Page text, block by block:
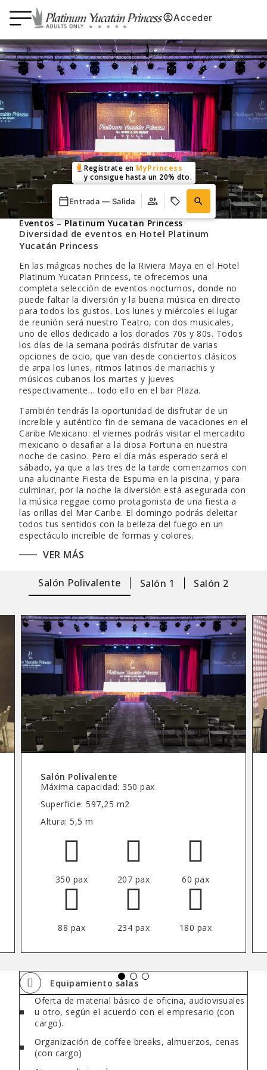
Acceder
Regístrate en MyPrincess
y consigue hasta un 20% dto.
Entrada — Salida
Eventos – Platinum Yucatan Princess
Diversidad de eventos en Hotel Platinum
Yucatán Princess
En las mágicas noches de la Riviera Maya en el Hotel
Platinum Yucatan Princess, te ofrecemos una
completa selección de eventos nocturnos, donde no
puede faltar la diversión y la buena música en directo
para todos los gustos. Los lunes y miércoles el lugar
de reunión será nuestro Teatro, con dos musicales,
uno de ellos dedicado a los dorados 70s y 80s. Todos
los días de la semana podrás disfrutar de varias
opciones de ocio, que van desde conciertos clásicos
de arpa los lunes, ritmos latinos de mariachis y
músicos cubanos los martes y jueves
respectivamente… todo ello en el bar Plaza.
También tendrás la oportunidad de disfrutar de un
increíble y auténtico fin de semana de vacaciones en el
Caribe Mexicano: el viernes podrás visitar el mercadito
mexicano o desafiar a la diosa Fortuna en nuestra
noche de casino. Pero el día más esperado será el
sábado, ya que a las tres de la tarde comenzamos con
una alucinante Fiesta de Espuma en la piscina, y para
culminar, por la noche la diversión está asegurada con
la música reggae como protagonista de una fiesta a
las orillas del Mar Caribe. El domingo podrás deleitar
todos tus sentidos con la belleza del fuego en un
espectáculo increíble de formas y colores.
Si deseas celebrar tus eventos en Playa del Carmen, ya
exclusivo, ponemos a tu disposición el gran salón de
eventos de nuestro auditorio del Hotel Platinum
diferentes tipos de eventos privados o profesionales,
adaptándonos a tus necesidades y garantizando el
mejor de los servicios con el sello Princess Hotels and
Resorts.
VER MÁS
Salón Polivalente Salón 1 Salón 2
Salón Polivalente
Máxima capacidad: 350 pax
Superficie: 597,25 m2
Altura: 5,5 m
350 pax 207 pax 60 pax
88 pax 234 pax 180 pax
Equipamiento salas
Oferta de material básico de oficina, audiovisuales
u otro, según el acuerdo con el empresario (con
cargo).
Organización de coffee breaks, almuerzos, cenas
(con cargo)